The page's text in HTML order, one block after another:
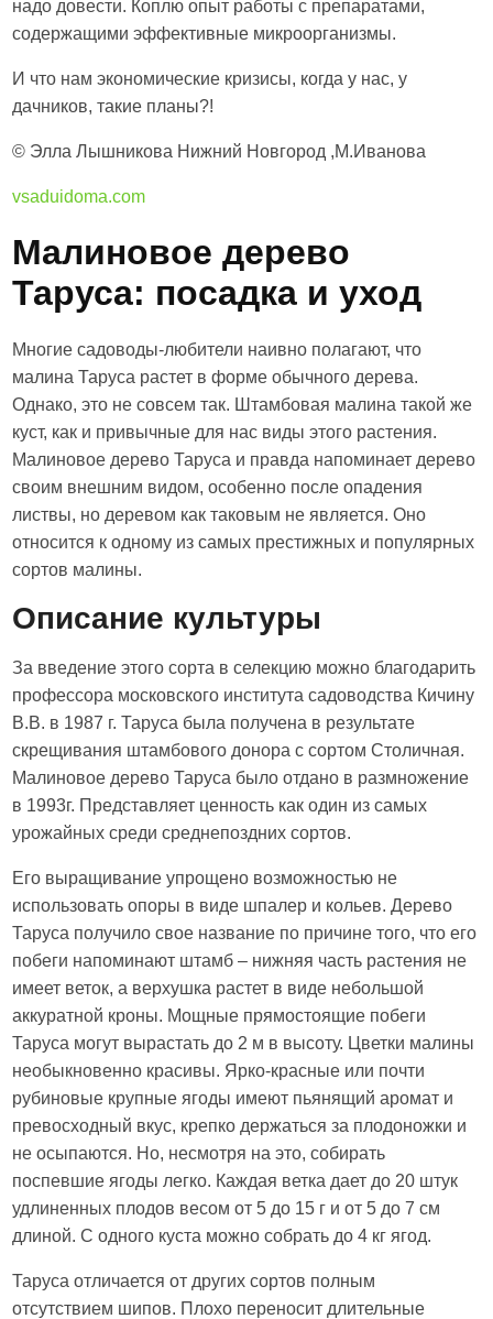
надо довести. Коплю опыт работы с препаратами,
содержащими эффективные микроорганизмы.
И что нам экономические кризисы, когда у нас, у
дачников, такие планы?!
© Элла Лышникова Нижний Новгород ,М.Иванова
vsaduidoma.com
Малиновое дерево
Таруса: посадка и уход
Многие садоводы-любители наивно полагают, что
малина Таруса растет в форме обычного дерева.
Однако, это не совсем так. Штамбовая малина такой же
куст, как и привычные для нас виды этого растения.
Малиновое дерево Таруса и правда напоминает дерево
своим внешним видом, особенно после опадения
листвы, но деревом как таковым не является. Оно
относится к одному из самых престижных и популярных
сортов малины.
Описание культуры
За введение этого сорта в селекцию можно благодарить
профессора московского института садоводства Кичину
В.В. в 1987 г. Таруса была получена в результате
скрещивания штамбового донора с сортом Столичная.
Малиновое дерево Таруса было отдано в размножение
в 1993г. Представляет ценность как один из самых
урожайных среди среднепоздних сортов.
Его выращивание упрощено возможностью не
использовать опоры в виде шпалер и кольев. Дерево
Таруса получило свое название по причине того, что его
побеги напоминают штамб – нижняя часть растения не
имеет веток, а верхушка растет в виде небольшой
аккуратной кроны. Мощные прямостоящие побеги
Таруса могут вырастать до 2 м в высоту. Цветки малины
необыкновенно красивы. Ярко-красные или почти
рубиновые крупные ягоды имеют пьянящий аромат и
превосходный вкус, крепко держаться за плодоножки и
не осыпаются. Но, несмотря на это, собирать
поспевшие ягоды легко. Каждая ветка дает до 20 штук
удлиненных плодов весом от 5 до 15 г и от 5 до 7 см
длиной. С одного куста можно собрать до 4 кг ягод.
Таруса отличается от других сортов полным
отсутствием шипов. Плохо переносит длительные